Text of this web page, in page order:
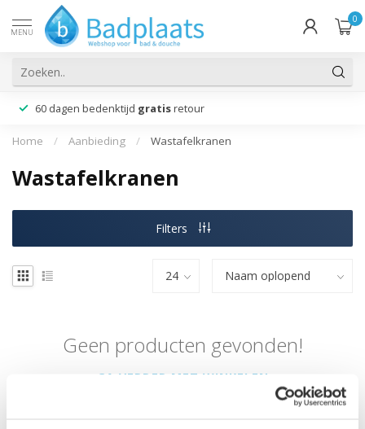
MENU
0
60 dagen bedenktijd gratis retour
Home / Aanbieding / Wastafelkranen
Wastafelkranen
Filters
Geen producten gevonden!
GA VERDER MET WINKELEN